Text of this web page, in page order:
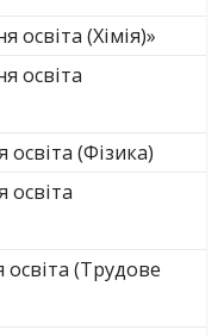
освіта (Хімія)»
освіта
освіта (Фізика)
освіта
освіта (Трудове